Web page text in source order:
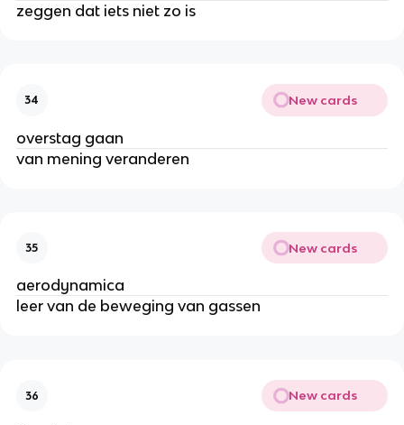
zeggen dat iets niet zo is
34 New cards
overstag gaan
van mening veranderen
35 New cards
aerodynamica
leer van de beweging van gassen
36 New cards